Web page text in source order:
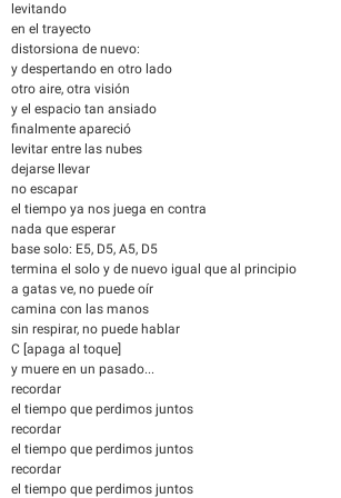
levitando
en el trayecto
distorsiona de nuevo:
y despertando en otro lado
otro aire, otra visión
y el espacio tan ansiado
finalmente apareció
levitar entre las nubes
dejarse llevar
no escapar
el tiempo ya nos juega en contra
nada que esperar
base solo: E5, D5, A5, D5
termina el solo y de nuevo igual que al principio
a gatas ve, no puede oír
camina con las manos
sin respirar, no puede hablar
C [apaga al toque]
y muere en un pasado...
recordar
el tiempo que perdimos juntos
recordar
el tiempo que perdimos juntos
recordar
el tiempo que perdimos juntos